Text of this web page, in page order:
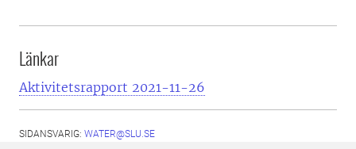
Länkar
Aktivitetsrapport 2021-11-26
SIDANSVARIG: WATER@SLU.SE